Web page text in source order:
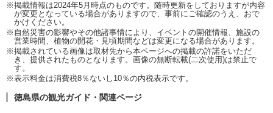
※掲載情報は2024年5月時点のものです。随時更新をしておりますが内容
が変更となっている場合がありますので、事前にご確認のうえ、おで
かけください。
※自然災害の影響やその他諸事情により、イベントの開催情報、施設の
営業時間、植物の開花・見頃期間などは変更になる場合があります。
※掲載されている画像は取材先から本ページへの掲載の許諾をいただ
き、提供されたものとなります。画像の無断転載(二次使用)は禁止で
す。
※表示料金は消費税8％ないし10％の内税表示です。
徳島県の観光ガイド・関連ページ